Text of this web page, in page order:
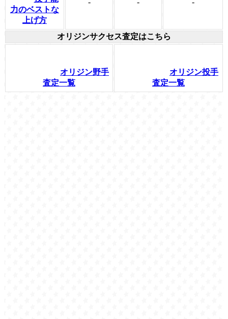
力のベストな
上げ方
オリジンサクセス査定はこちら
オリジン野手
査定一覧
オリジン投手
査定一覧